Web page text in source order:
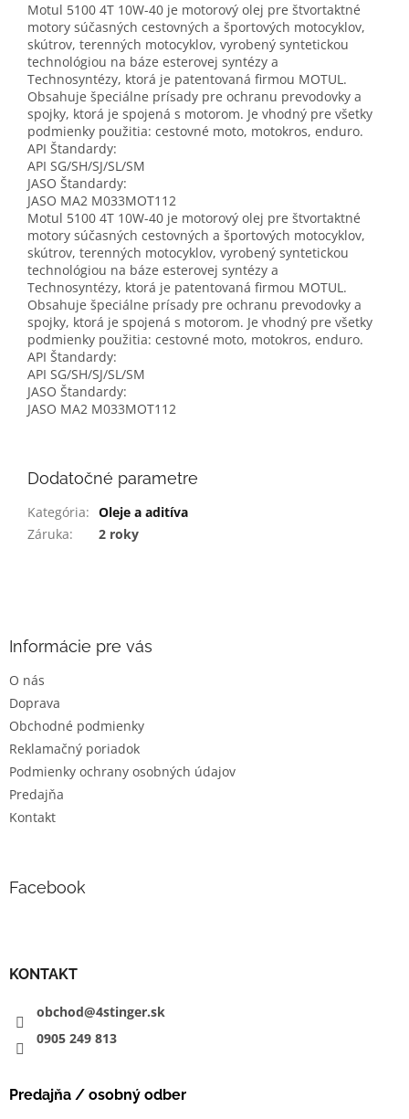
Motul 5100 4T 10W-40 je motorový olej pre štvortaktné
motory súčasných cestovných a športových motocyklov,
skútrov, terenných motocyklov, vyrobený syntetickou
technológiou na báze esterovej syntézy a
Technosyntézy, ktorá je patentovaná firmou MOTUL.
Obsahuje špeciálne prísady pre ochranu prevodovky a
spojky, ktorá je spojená s motorom. Je vhodný pre všetky
podmienky použitia: cestovné moto, motokros, enduro.
API Štandardy:
API SG/SH/SJ/SL/SM
JASO Štandardy:
JASO MA2 M033MOT112
Motul 5100 4T 10W-40 je motorový olej pre štvortaktné
motory súčasných cestovných a športových motocyklov,
skútrov, terenných motocyklov, vyrobený syntetickou
technológiou na báze esterovej syntézy a
Technosyntézy, ktorá je patentovaná firmou MOTUL.
Obsahuje špeciálne prísady pre ochranu prevodovky a
spojky, ktorá je spojená s motorom. Je vhodný pre všetky
podmienky použitia: cestovné moto, motokros, enduro.
API Štandardy:
API SG/SH/SJ/SL/SM
JASO Štandardy:
JASO MA2 M033MOT112
Dodatočné parametre
Kategória: Oleje a aditíva
Záruka: 2 roky
Informácie pre vás
O nás
Doprava
Obchodné podmienky
Reklamačný poriadok
Podmienky ochrany osobných údajov
Predajňa
Kontakt
Facebook
KONTAKT
obchod@4stinger.sk
0905 249 813
Predajňa / osobný odber